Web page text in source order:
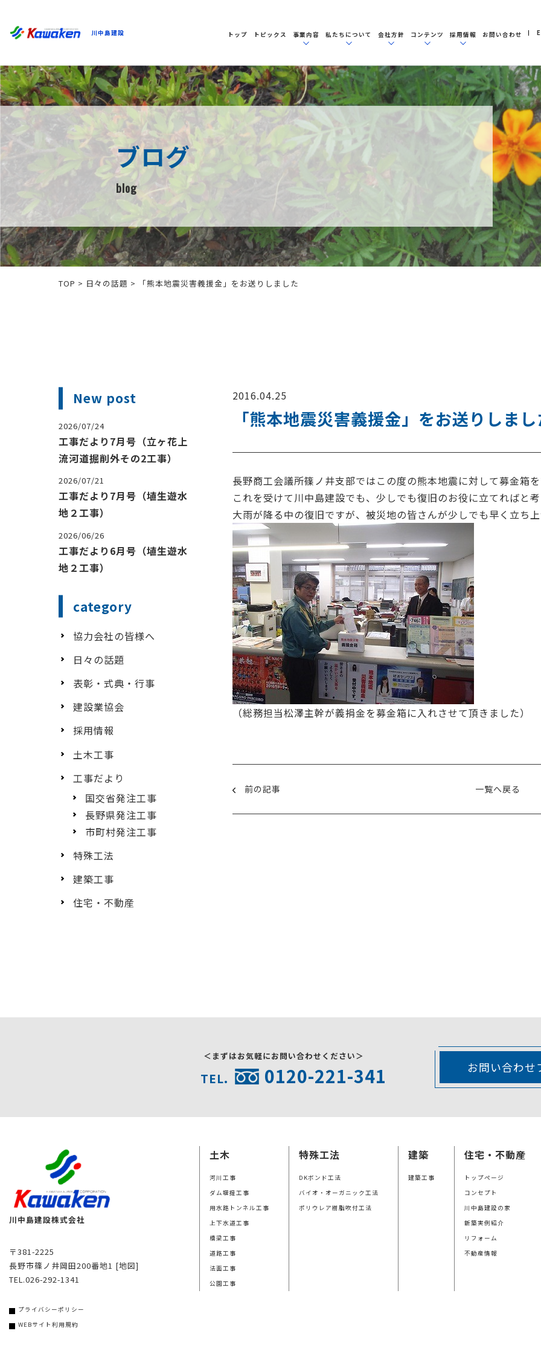
川中島建設 トップ トピックス 事業内容 私たちについて 会社方針 コンテンツ 採用情報 お問い合わせ
ブログ
blog
TOP > 日々の話題 > 「熊本地震災害義援金」をお送りしました
2016.04.25
「熊本地震災害義援金」をお送りしま
長野商工会議所篠ノ井支部ではこの度の熊本地震に対して募金箱
これを受けて川中島建設でも、少しでも復旧のお役に立てればと
大雨が降る中の復旧ですが、被災地の皆さんが少しでも早く立ち
（総務担当松澤主幹が義捐金を募金箱に入れさせて頂きました）
前の記事 一覧へ戻る
New post
2026/07/24
工事だより7月号（立ヶ花上
流河道掘削外その2工事）
2026/07/21
工事だより7月号（埴生遊水
地２工事）
2026/06/26
工事だより6月号（埴生遊水
地２工事）
category
協力会社の皆様へ
日々の話題
表彰・式典・行事
建設業協会
採用情報
土木工事
工事だより
国交省発注工事
長野県発注工事
市町村発注工事
特殊工法
建築工事
住宅・不動産
＜まずはお気軽にお問い合わせください＞
TEL. 0120-221-341 お問い合わせ
川中島建設株式会社
〒381-2225
長野市篠ノ井岡田200番地1 [地図]
TEL.026-292-1341
プライバシーポリシー
WEBサイト利用規約
土木
河川工事
ダム堰提工事
用水路トンネル工事
上下水道工事
橋梁工事
道路工事
法面工事
公園工事
特殊工法
DKボンド工法
バイオ・オーガニック工法
ポリウレア樹脂吹付工法
建築
建築工事
住宅・不動産
トップページ
コンセプト
川中島建設の家
新築実例紹介
リフォーム
不動産情報